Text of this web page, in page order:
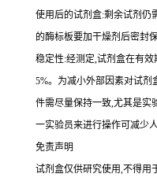
使用后的试剂盒:剩余试剂仍
的酶标板要加干燥剂后密封
稳定性:经测定,试剂盒在有
5%。为减小外部因素对试剂
件需尽量保持一致,尤其是实
一实验员来进行操作可减少人
免责声明
试剂盒仅供研究使用,不得用